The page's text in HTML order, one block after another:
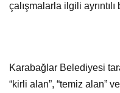
çalışmalarla ilgili ayrıntılı
Karabağlar Belediyesi
“kirli alan”, “temiz alan”